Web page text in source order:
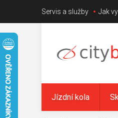
obsah
Servis a služby Jak
Jízdní kola